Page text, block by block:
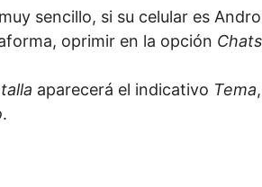
sencillo, si su celular es
oprimir en la opción
aparecerá el indicativo Tema
.